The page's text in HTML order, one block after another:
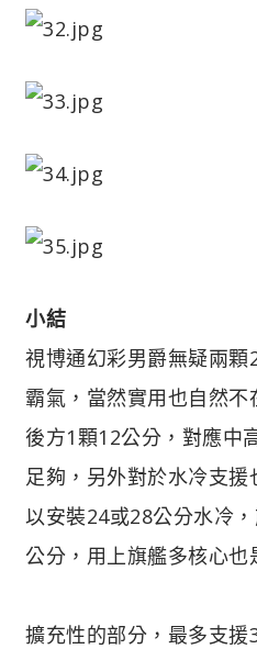
小結
視博通幻彩男爵無疑兩
霸氣，當然實用也自然
後方1顆12公分，對應中
足夠，另外對於水冷支
以安裝24或28公分水冷
公分，用上旗艦多核心也
擴充性的部分，最多支援